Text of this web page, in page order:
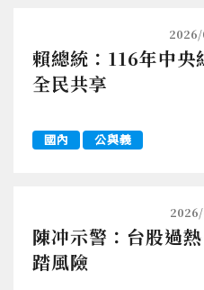
賴總統：116年中央
全民共享
國內 公與義
陳冲示警：台股過
踏風險